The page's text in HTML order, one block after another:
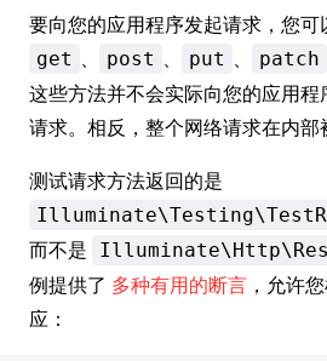
要向您的应用程序发起请求，您可
get 、 post 、 put 、 patch
这些方法并不会实际向您的应用程
请求。相反，整个网络请求在内部
测试请求方法返回的是
而不是
例提供了 多种有用的断言 ，允许
应：